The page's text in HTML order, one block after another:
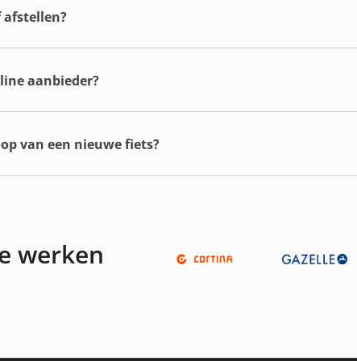
aanbieder?
van een nieuwe fiets?
werken